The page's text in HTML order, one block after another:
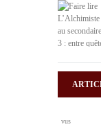
vus